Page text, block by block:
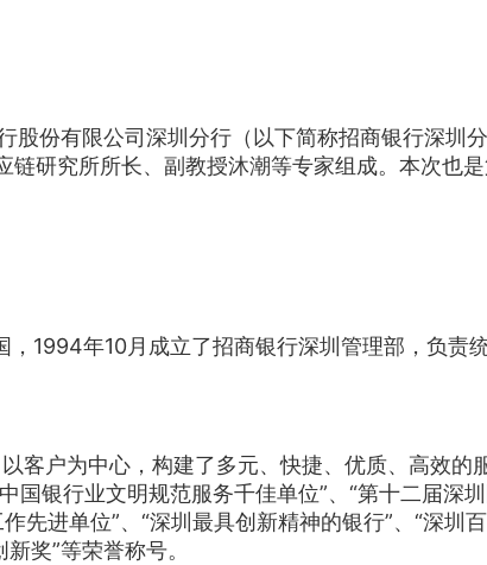
份有限公司深圳分行（以下简称招商银行深圳
研究所所长、副教授沐潮等专家组成。本次也
1994年10月成立了招商银行深圳管理部，负责
户为中心，构建了多元、快捷、优质、高效的
国银行业文明规范服务千佳单位”、“第十二届深
先进单位”、“深圳最具创新精神的银行”、“深圳
奖”等荣誉称号。